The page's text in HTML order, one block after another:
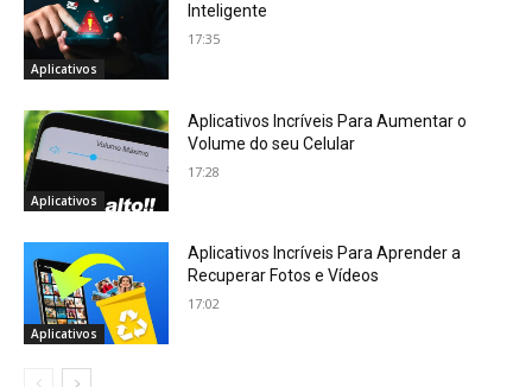
Aplicativos
Inteligente
17:35
Aplicativos
Aplicativos Incríveis Para Aumentar o
Volume do seu Celular
17:28
Aplicativos
Aplicativos Incríveis Para Aprender a
Recuperar Fotos e Vídeos
17:02